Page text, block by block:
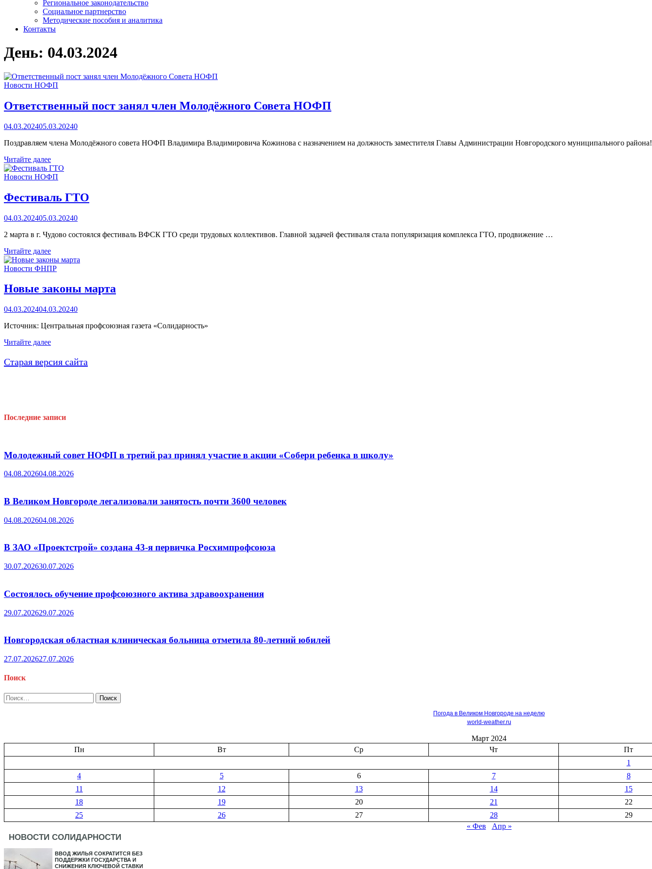
Региональное законодательство
Социальное партнерство
Методические пособия и аналитика
Контакты
День: 04.03.2024
Новости НОФП
Ответственный пост занял член Молодёжного Совета НОФП
04.03.202405.03.20240
Поздравляем члена Молодёжного совета НОФП Владимира Владимировича Кожинова с назначением на должность заместителя Главы Администрации Новгородского муниципального
Ответственный
пост
занял
Молодёжного
Совета
Читайте далее
Новости НОФП
Фестиваль ГТО
04.03.202405.03.20240
2 марта в г. Чудово состоялся фестиваль ВФСК ГТО среди трудовых коллективов. Главной задачей фестиваля стала популяризация комплекса ГТО, продвижение …
Фестиваль
ГТО
Читайте далее
Новости ФНПР
Новые законы марта
04.03.202404.03.20240
Источник: Центральная профсоюзная газета «Солидарность»
Новые
марта
Читайте далее
Старая версия сайта
Последние записи
Молодежный совет НОФП в третий раз принял участие в акции «Собери ребенка в школу»
04.08.202604.08.2026
В Великом Новгороде легализовали занятость почти 3600 человек
04.08.202604.08.2026
В ЗАО «Проектстрой» создана 43-я первичка Росхимпрофсоюза
30.07.202630.07.2026
Состоялось обучение профсоюзного актива здравоохранения
29.07.202629.07.2026
Новгородская областная клиническая больница отметила 80-летний юбилей
27.07.202627.07.2026
Поиск
Найти:
Погода в Великом Новгороде на неделю
world-weather.ru
Март 2024
Пн
Вт Ср Чт
Пт
1
4
5 6 7
8
11
12 13 14
15
18
19 20 21
22
25
26 27 28
29
« Фев
Апр »
НОВОСТИ СОЛИДАРНОСТИ
ВВОД ЖИЛЬЯ СОКРАТИТСЯ БЕЗ
ПОДДЕРЖКИ ГОСУДАРСТВА И
СНИЖЕНИЯ КЛЮЧЕВОЙ СТАВКИ